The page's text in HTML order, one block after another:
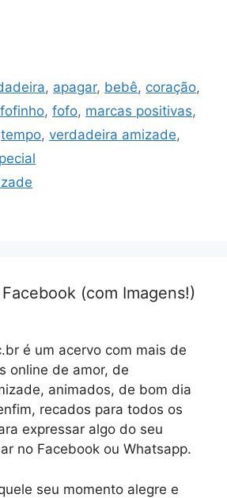
, apagar, bebê, coração,
fofinho, fofo, marcas positivas,
tempo, verdadeira amizade,
(com Imagens!)
é um acervo com mais de
online de amor, de
animados, de bom dia
recados para todos os
expressar algo do seu
no Facebook ou Whatsapp.
seu momento alegre e